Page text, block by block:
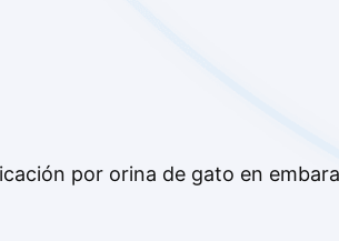
por orina de gato en